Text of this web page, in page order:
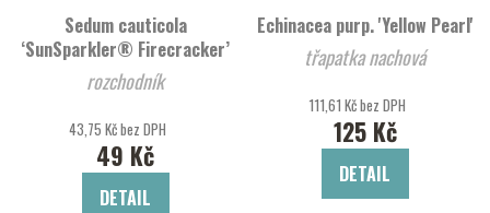
Sedum cauticola
‘SunSparkler® Firecracker’
rozchodník
43,75 Kč bez DPH
49 Kč
DETAIL
Echinacea purp. 'Yellow Pearl'
třapatka nachová
111,61 Kč bez DPH
125 Kč
DETAIL